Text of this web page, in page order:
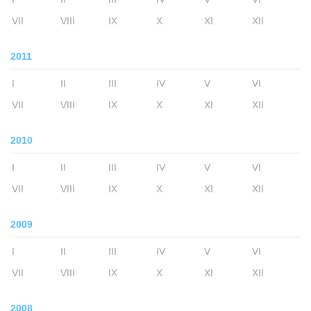
VII
VIII IX X XI XII
2011
I II III IV V
VI
VII
VIII IX X XI XII
2010
I II III IV V
VI
VII
VIII IX X XI XII
2009
I II III IV V
VI
VII
VIII IX X XI XII
2008